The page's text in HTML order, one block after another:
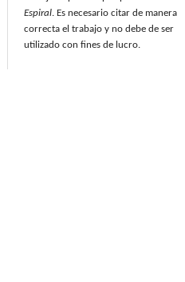
Espiral. Es necesario citar de manera
correcta el trabajo y no debe de ser
utilizado con fines de lucro.